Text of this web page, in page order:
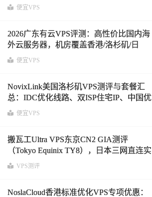
段上线
便宜VPS
2026广东有云VPS评测：高性价比国内海
外云服务器，机房覆盖香港/洛杉矶/日
本、襄阳/西安/内蒙/镇江/深圳
便宜VPS
NovixLink美国洛杉矶VPS测评与套餐汇
总：IDC优化线路、双ISP住宅IP、中国优
化9929&CMIN2方案解析
便宜VPS
搬瓦工Ultra VPS东京CN2 GIA测评
（Tokyo Equinix TY8），日本三网直连实
测表现与路由全面解析
VPS测评
NoslaCloud香港标准优化VPS专项优惠：